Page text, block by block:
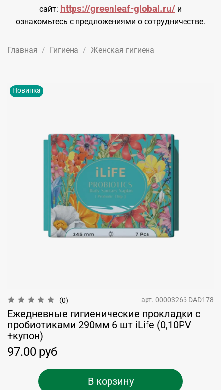
сайт: https://greenleaf-global.ru/ и
ознакомьтесь с предложениями о сотрудничестве.
Главная Гигиена Женская гигиена
Новинка
(0) арт. 00003266 DAD178
Ежедневные гигиенические прокладки с
пробиотиками 290мм 6 шт iLife (0,10PV
+купон)
97.00 руб
В корзину